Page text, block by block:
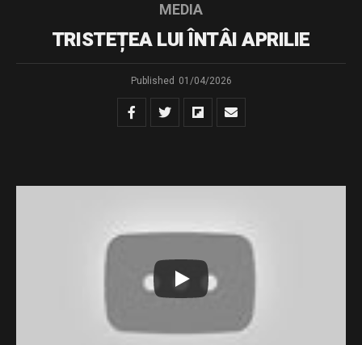
MEDIA
TRISTEȚEA LUI ÎNTÂI APRILIE
Published 01/04/2026
de Nord, unde aproximativ 200 de români au fost uciși
de trupele sovietice (NKVD și grăniceri) în încercarea lor
de a trece granița din URSS în România. Cei care au
supraviețuit au fost deportați în Siberia.
Vă invit să vizionați un scurt metraj despre deportări. O